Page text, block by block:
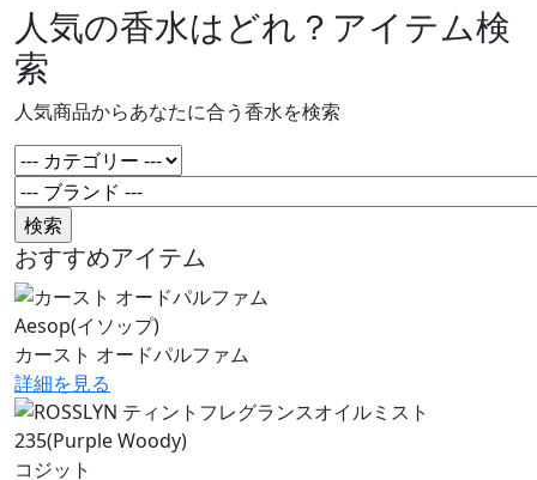
人気の香水はどれ？アイテム検
索
人気商品からあなたに合う香水を検索
おすすめアイテム
Aesop(イソップ)
カースト オードパルファム
詳細を見る
コジット